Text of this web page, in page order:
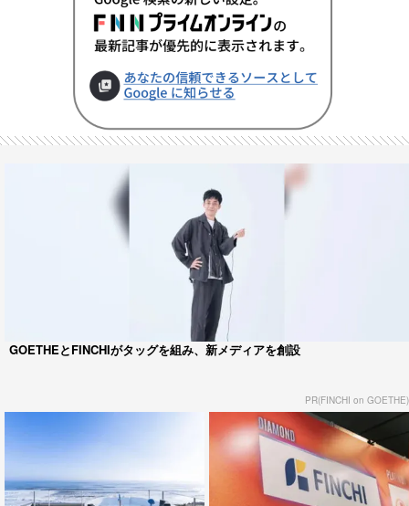
GOETHEとFINCHIがタッグを組み、新メディアを創設
PR(FINCHI on GOETHE)